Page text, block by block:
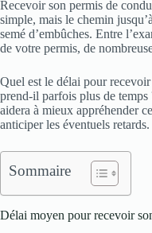
Recevoir son permis de
simple, mais le chemin
semé d’embûches. Entre
de votre permis, de
Quel est le délai pour
prend-il parfois plus de
aidera à mieux appréhender
anticiper les éventuels retards.
Sommaire
Délai moyen pour recevoir